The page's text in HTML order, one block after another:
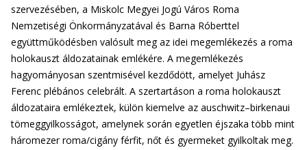
szervezésében, a Miskolc Megyei Jogú Város Roma
Nemzetiségi Önkormányzatával és Barna Róberttel
együttműködésben valósult meg az idei megemlékezés a roma
holokauszt áldozatainak emlékére. A megemlékezés
hagyományosan szentmisével kezdődött, amelyet Juhász
Ferenc plébános celebrált. A szertartáson a roma holokauszt
áldozataira emlékeztek, külön kiemelve az auschwitz–birkenaui
tömeggyilkosságot, amelynek során egyetlen éjszaka több mint
háromezer roma/cigány férfit, nőt és gyermeket gyilkoltak meg.